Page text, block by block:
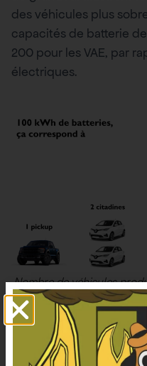
des véhicules plus
capacités de batterie
200 pour les VAE, par
électriques.
Nombre de véhicules
de
Des co-bénéfices
externalités